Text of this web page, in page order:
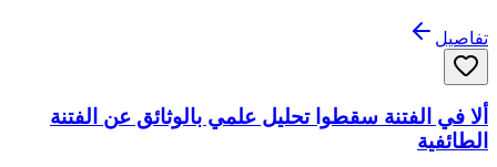
تفاصيل
ألا في الفتنة سقطوا تحليل علمي بالوثائق عن الفتنة
الطائفية